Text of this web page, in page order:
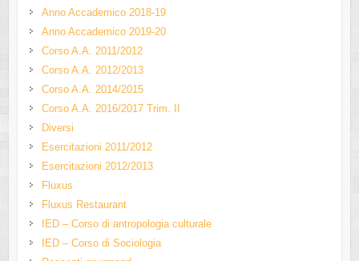
Anno Accademico 2018-19
Anno Accademico 2019-20
Corso A.A. 2011/2012
Corso A.A. 2012/2013
Corso A.A. 2014/2015
Corso A.A. 2016/2017 Trim. II
Diversi
Esercitazioni 2011/2012
Esercitazioni 2012/2013
Fluxus
Fluxus Restaurant
IED – Corso di antropologia culturale
IED – Corso di Sociologia